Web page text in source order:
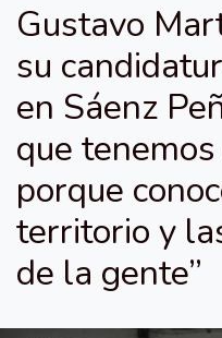
Gustavo
su
en Sáenz
que
porque
territorio y
de la gente”